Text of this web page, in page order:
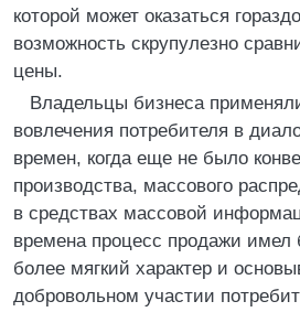
которой может оказаться
возможность скрупулезно
цены.
Владельцы бизнеса
вовлечения потребителя в
времен, когда еще не было
производства, массового
в средствах массовой
времена процесс продажи
более мягкий характер и
добровольном участии